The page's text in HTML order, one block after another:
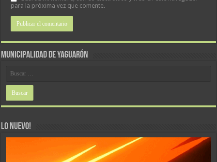
para la próxima vez que comente.
MUNICIPALIDAD DE YAGUARÓN
LO NUEVO!